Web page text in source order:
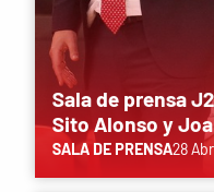
Sala de prensa
Sito Alonso y
SALA DE PRENSA28